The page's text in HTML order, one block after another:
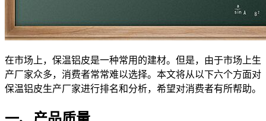
在市场上，保温铝皮是一种常用的建材。但是，由于市场上生
产厂家众多，消费者常常难以选择。本文将从以下六个方面对
保温铝皮生产厂家进行排名和分析，希望对消费者有所帮助。